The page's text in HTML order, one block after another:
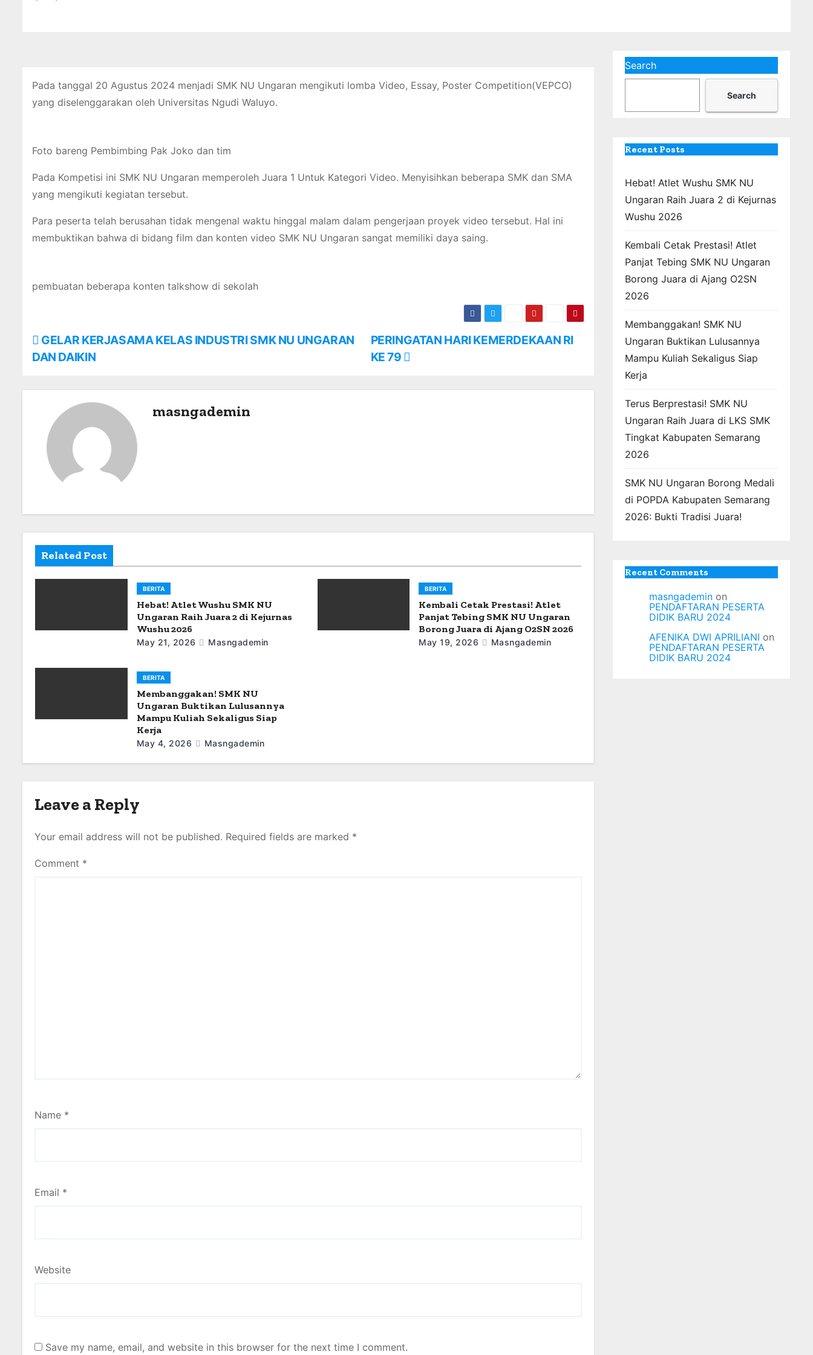
Pada tanggal 20 Agustus 2024 menjadi SMK NU Ungaran mengikuti lomba Video, Essay, Poster Competition(VEPCO)
yang diselenggarakan oleh Universitas Ngudi Waluyo.
Foto bareng Pembimbing Pak Joko dan tim
Pada Kompetisi ini SMK NU Ungaran memperoleh Juara 1 Untuk Kategori Video. Menyisihkan beberapa SMK dan SMA
yang mengikuti kegiatan tersebut.
Para peserta telah berusahan tidak mengenal waktu hinggal malam dalam pengerjaan proyek video tersebut. Hal ini
membuktikan bahwa di bidang film dan konten video SMK NU Ungaran sangat memiliki daya saing.
pembuatan beberapa konten talkshow di sekolah
P
o
i
a
t
o
PERINGATAN HARI KEMERDEKAAN RI
KE 79
GELAR KERJASAMA KELAS INDUSTRI SMK NU UNGARAN
DAN DAIKIN
masngademin
Related Post
BERITA
Hebat! Atlet Wushu SMK NU
Ungaran Raih Juara 2 di Kejurnas
Wushu 2026
May 21, 2026 Masngademin
BERITA
Kembali Cetak Prestasi! Atlet
Panjat Tebing SMK NU Ungaran
Borong Juara di Ajang O2SN 2026
May 19, 2026 Masngademin
BERITA
Membanggakan! SMK NU
Ungaran Buktikan Lulusannya
Mampu Kuliah Sekaligus Siap
Kerja
May 4, 2026 Masngademin
Leave a Reply
Your email address will not be published. Required fields are marked *
Comment *
Name *
Email *
Website
Save my name, email, and website in this browser for the next time I comment.
Search
Search
Recent Posts
Hebat! Atlet Wushu SMK NU
Ungaran Raih Juara 2 di Kejurnas
Wushu 2026
Kembali Cetak Prestasi! Atlet
Panjat Tebing SMK NU Ungaran
Borong Juara di Ajang O2SN
2026
Membanggakan! SMK NU
Ungaran Buktikan Lulusannya
Mampu Kuliah Sekaligus Siap
Kerja
Terus Berprestasi! SMK NU
Ungaran Raih Juara di LKS SMK
Tingkat Kabupaten Semarang
2026
SMK NU Ungaran Borong Medali
di POPDA Kabupaten Semarang
2026: Bukti Tradisi Juara!
Recent Comments
masngademin on
PENDAFTARAN PESERTA
DIDIK BARU 2024
AFENIKA DWI APRILIANI on
PENDAFTARAN PESERTA
DIDIK BARU 2024